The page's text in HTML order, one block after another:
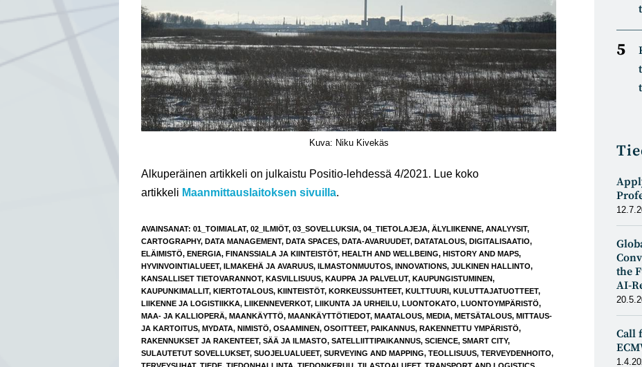
Kuva: Niku Kivekäs
Alkuperäinen artikkeli on julkaistu Positio-lehdessä 4/2021. Lue koko
artikkeli Maanmittauslaitoksen sivuilla.
AVAINSANAT: 01_TOIMIALAT, 02_ILMIÖT, 03_SOVELLUKSIA, 04_TIETOLAJEJA, ÄLYLIIKENNE, ANALYYSIT,
CARTOGRAPHY, DATA MANAGEMENT, DATA SPACES, DATA-AVARUUDET, DATATALOUS, DIGITALISAATIO,
ELÄIMISTÖ, ENERGIA, FINANSSIALA JA KIINTEISTÖT, HEALTH AND WELLBEING, HISTORY AND MAPS,
HYVINVOINTIALUEET, ILMAKEHÄ JA AVARUUS, ILMASTONMUUTOS, INNOVATIONS, JULKINEN HALLINTO,
KANSALLISET TIETOVARANNOT, KASVILLISUUS, KAUPPA JA PALVELUT, KAUPUNGISTUMINEN,
KAUPUNKIMALLIT, KIERTOTALOUS, KIINTEISTÖT, KORKEUSSUHTEET, KULTTUURI, KULUTTAJATUOTTEET,
LIIKENNE JA LOGISTIIKKA, LIIKENNEVERKOT, LIIKUNTA JA URHEILU, LUONTOKATO, LUONTOYMPÄRISTÖ,
MAA- JA KALLIOPERÄ, MAANKÄYTTÖ, MAANKÄYTTÖTIEDOT, MAATALOUS, MEDIA, METSÄTALOUS, MITTAUS-
JA KARTOITUS, MYDATA, NIMISTÖ, OSAAMINEN, OSOITTEET, PAIKANNUS, RAKENNETTU YMPÄRISTÖ,
RAKENNUKSET JA RAKENTEET, SÄÄ JA ILMASTO, SATELLIITTIPAIKANNUS, SCIENCE, SMART CITY,
SULAUTETUT SOVELLUKSET, SUOJELUALUEET, SURVEYING AND MAPPING, TEOLLISUUS, TERVEYDENHOITO,
the
AI-
Call